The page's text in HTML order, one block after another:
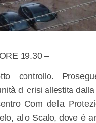
19.30 –
controllo.
di crisi allestita
Com della
allo Scalo, dove è